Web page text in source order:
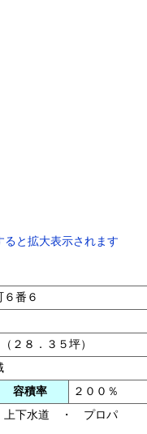
ると拡大表示されます
番６
２８．３５坪）
容積率 ２００％
下水道 ・ プロパ